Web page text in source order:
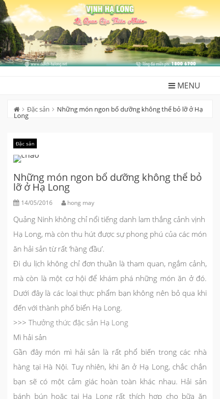
Skip
to
content
MENU
Đặc sản Những món ngon bổ dưỡng không thể bỏ lỡ ở Hạ
Long
Đặc sản
Những món ngon bổ dưỡng không thể bỏ
lỡ ở Hạ Long
14/05/2016 hong may
Quảng Ninh không chỉ nổi tiếng danh lam thắng cảnh vịnh
Hạ Long, mà còn thu hút được sự phong phú của các món
ăn hải sản từ rất ‘hàng đầu’.
Đi du lịch không chỉ đơn thuần là tham quan, ngắm cảnh,
mà còn là một cơ hội để khám phá những món ăn ở đó.
Dưới đây là các loại thực phẩm bạn không nên bỏ qua khi
đến với thành phố biển Hạ Long.
>>> Thưởng thức đặc sản Hạ Long
Mì hải sản
Gần đây món mì hải sản là rất phổ biến trong các nhà
hàng tại Hà Nội. Tuy nhiên, khi ăn ở Hạ Long, chắc chắn
bạn sẽ có một cảm giác hoàn toàn khác nhau. Hải sản
bánh bún hoặc tại Hạ Long rất thích hợp cho bữa ăn